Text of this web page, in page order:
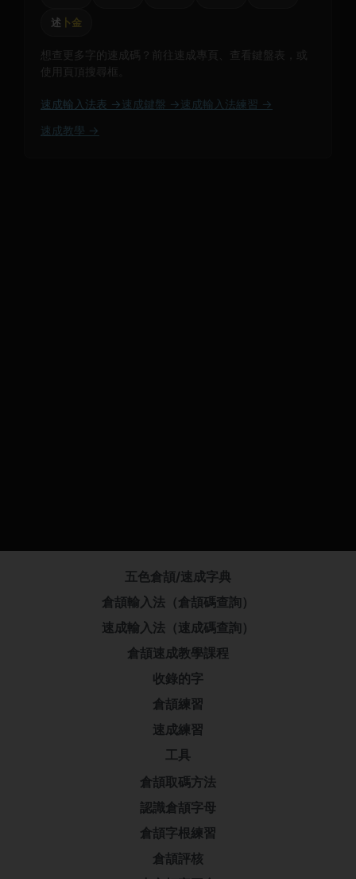
述 卜金
想查更多字的速成碼？前往速成專頁、查看鍵盤表，或
使用頁頂搜尋框。
速成輸入法表 → 速成鍵盤 → 速成輸入法練習 →
速成教學 →
五色倉頡/速成字典
倉頡輸入法（倉頡碼查詢）
速成輸入法（速成碼查詢）
倉頡速成教學課程
收錄的字
倉頡練習
速成練習
工具
倉頡取碼方法
認識倉頡字母
倉頡字根練習
倉頡評核